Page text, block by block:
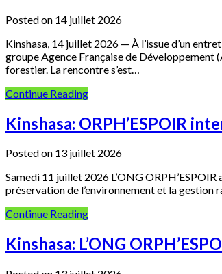
Posted on 14 juillet 2026
Kinshasa, 14 juillet 2026 — À l’issue d’un
groupe Agence Française de Développement
forestier. La rencontre s’est…
Continue Reading
Kinshasa: ORPH’ESPOIR
Posted on 13 juillet 2026
Samedi 11 juillet 2026 L’ONG
préservation de l’environnement et la gestion
Continue Reading
Kinshasa: L’ONG